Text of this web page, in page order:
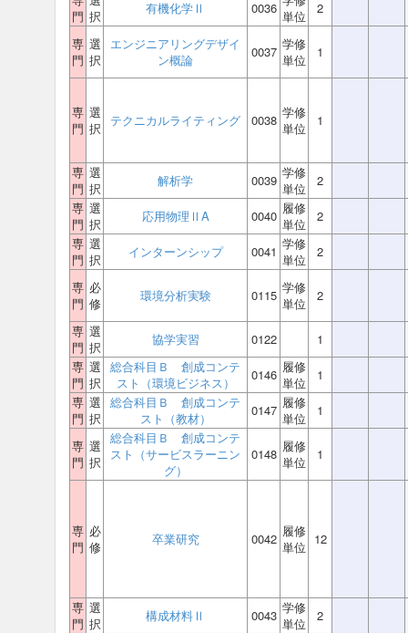
門 択
有機化学Ⅱ 0036 単位
2
専
門
選
択
エンジニアリングデザイ
ン概論
0037 学修
単位
1
専
門
選
択
テクニカルライティング 0038 学修
単位
1
専
門
選
択
解析学 0039 学修
単位
2
専
門
選
択
応用物理ⅡA 0040 履修
単位
2
専
門
選
択
インターンシップ 0041 学修
単位
2
専
門
必
修
環境分析実験 0115 学修
単位
2
専
門
選
択
協学実習 0122
1
専
門
選
択
総合科目Ｂ 創成コンテ
スト（環境ビジネス）
0146 履修
単位
1
専
門
選
択
総合科目Ｂ 創成コンテ
スト（教材）
0147 履修
単位
1
専
門
選
択
総合科目Ｂ 創成コンテ
スト（サービスラーニン
グ）
0148 履修
単位
1
専
門
必
修
卒業研究 0042 履修
単位 12
専
門
選
択
構成材料Ⅱ 0043 学修
単位
2